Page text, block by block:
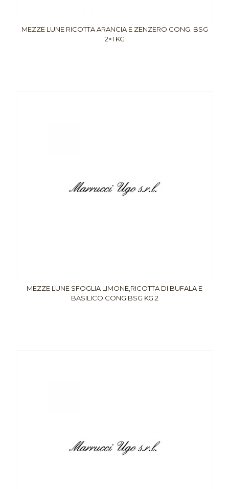
MEZZE LUNE RICOTTA ARANCIA E ZENZERO CONG. BSG
2×1 KG
MEZZE LUNE SFOGLIA LIMONE,RICOTTA DI BUFALA E
BASILICO CONG.BSG KG.2